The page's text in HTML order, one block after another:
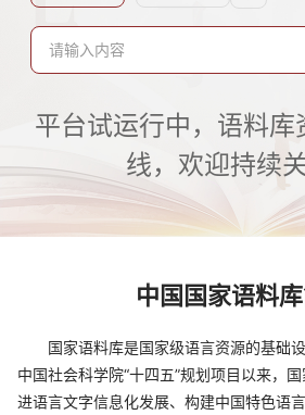
平台试运行中，语料库
线，欢迎持续
中国国家语料
国家语料库是国家级语言资源的基础
中国社会科学院“十四五”规划项目以来，
进语言文字信息化发展、构建中国特色语